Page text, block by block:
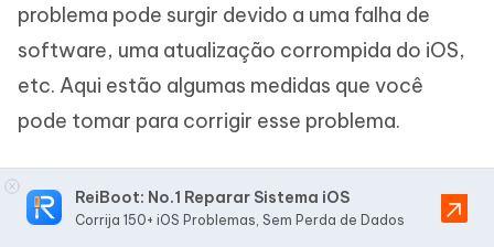
problema pode surgir devido a uma falha de
software, uma atualização corrompida do iOS,
etc. Aqui estão algumas medidas que você
pode tomar para corrigir esse problema.
Correções Rápidas:
ReiBoot: No.1 Reparar Sistema iOS
Corrija 150+ iOS Problemas, Sem Perda de Dados